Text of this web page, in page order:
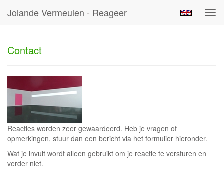
Jolande Vermeulen - Reageer
Contact
Reacties worden zeer gewaardeerd. Heb je vragen of
opmerkingen, stuur dan een bericht via het formulier hieronder.
Wat je invult wordt alleen gebruikt om je reactie te versturen en
verder niet.